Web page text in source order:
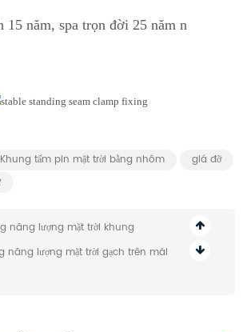
15 năm, spa trọn đời 25 năm n
Khung tấm pin mặt trời bằng nhôm
giá đỡ
năng lượng mặt trời khung
năng lượng mặt trời gạch trên mái